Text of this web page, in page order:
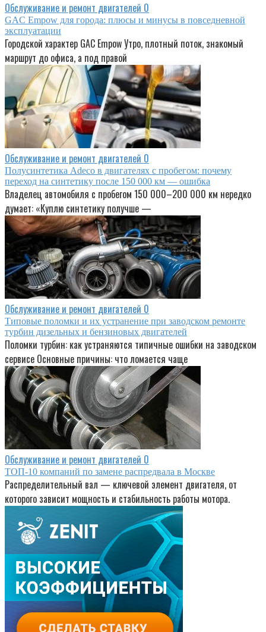
Обслуживание и ремонт двигателей 0
GAC Empow для города: плюсы и минусы в повседневной
эксплуатации
Городской характер GAC Empow Утро, плотный поток, знакомый
маршрут до офиса, а под правой
Обслуживание и ремонт двигателей 0
Полусинтетика Adeco в двигателях с пробегом: почему
переход на синтетику после 150 000 км — ошибка
Владелец автомобиля с пробегом 150 000–200 000 км нередко
думает: «Куплю синтетику получше —
Обслуживание и ремонт двигателей 0
Типовые поломки и их устранение при заводском ремонте
турбин дизельных и бензиновых двигателей
Поломки турбин: как устраняются типичные ошибки на заводском
сервисе Основные причины: что ломается чаще
Обслуживание и ремонт двигателей 0
ТОП-10 компаний по замене распредвала в Москве
Распределительный вал — ключевой элемент двигателя, от
которого зависит мощность и стабильность работы мотора.